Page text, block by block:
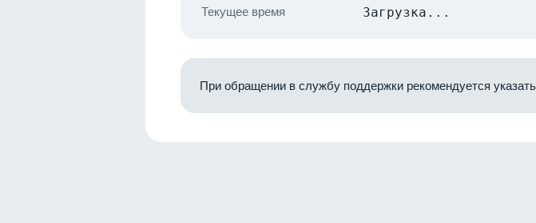
Текущее время Загрузка...
При обращении в службу поддержки рекомендуется